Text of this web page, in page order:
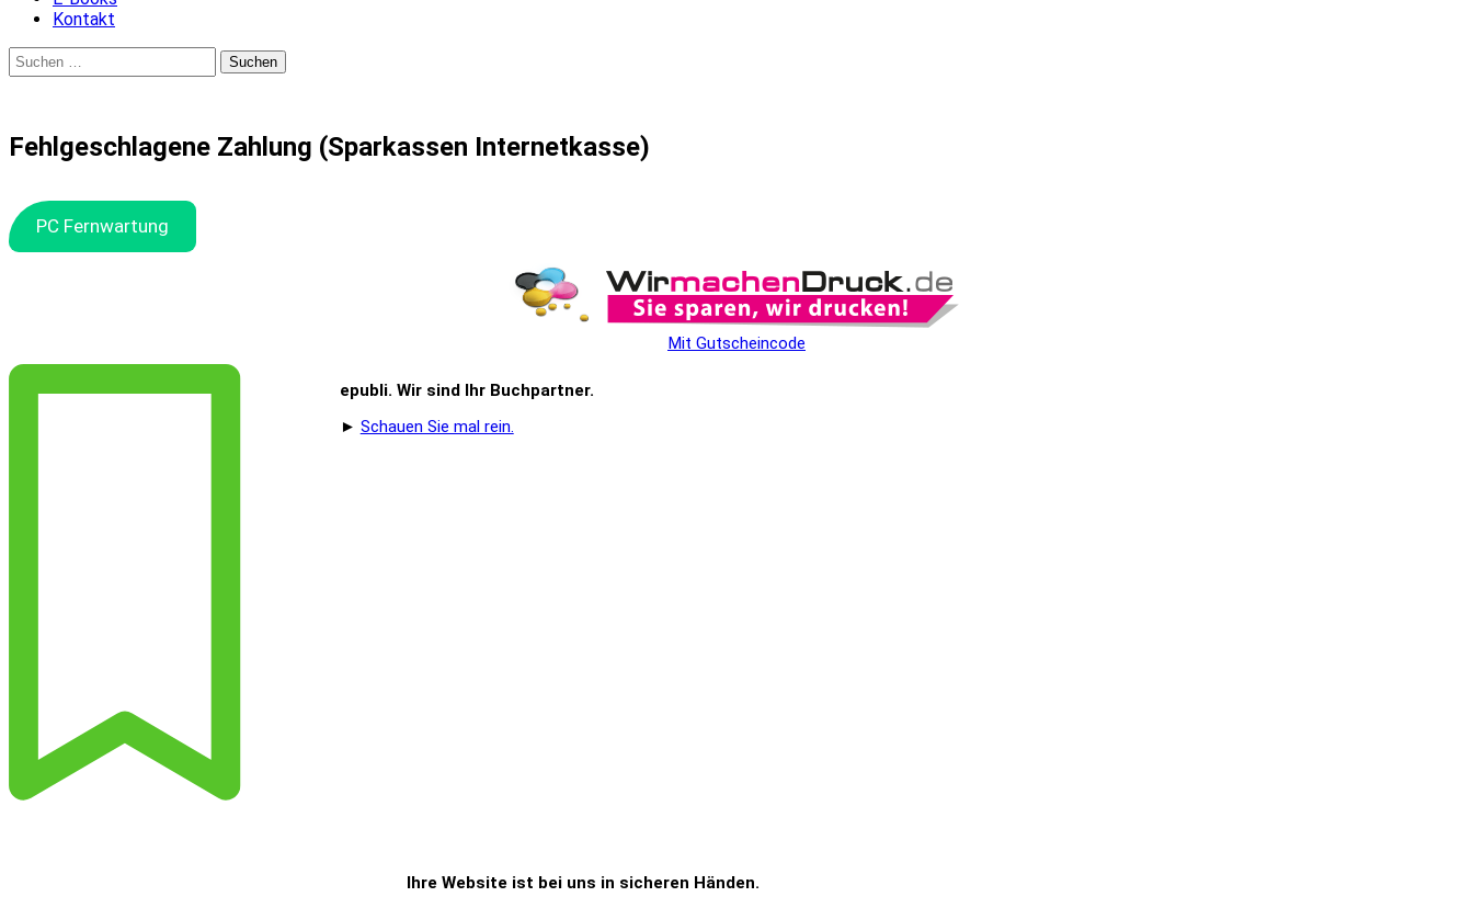
Kontakt
Suchen
nach:
Fehlgeschlagene Zahlung (Sparkassen Internetkasse)
PC Fernwartung
Mit Gutscheincode
epubli. Wir sind Ihr Buchpartner.
► Schauen Sie mal rein.
Ihre Website ist bei uns in sicheren Händen.